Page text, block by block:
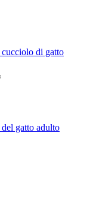
di gatto
gatto adulto